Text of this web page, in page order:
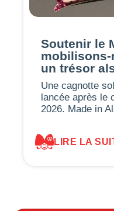
Soutenir le
un trésor
Une cagnotte
lancée après le
2026. Made in
LIRE LA